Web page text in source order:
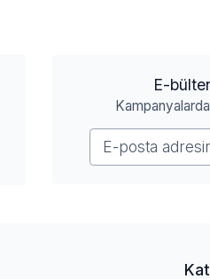
E-